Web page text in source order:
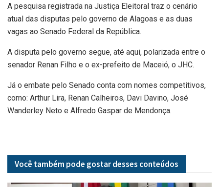
A pesquisa registrada na Justiça Eleitoral traz o cenário
atual das disputas pelo governo de Alagoas e as duas
vagas ao Senado Federal da República.
A disputa pelo governo segue, até aqui, polarizada entre o
senador Renan Filho e o ex-prefeito de Maceió, o JHC.
Já o embate pelo Senado conta com nomes competitivos,
como: Arthur Lira, Renan Calheiros, Davi Davino, José
Wanderley Neto e Alfredo Gaspar de Mendonça.
Você também pode gostar desses conteúdos